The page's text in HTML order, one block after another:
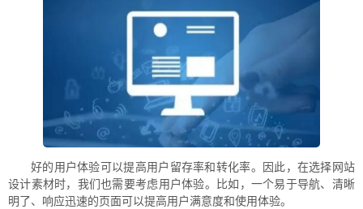
好的用户体验可以提高用户留存率和转化率。因此，在选择网站
设计素材时，我们也需要考虑用户体验。比如，一个易于导航、清晰
明了、响应迅速的页面可以提高用户满意度和使用体验。